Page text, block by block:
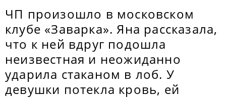
ЧП произошло в московском
клубе «Заварка». Яна рассказала,
что к ней вдруг подошла
неизвестная и неожиданно
ударила стаканом в лоб. У
девушки потекла кровь, ей